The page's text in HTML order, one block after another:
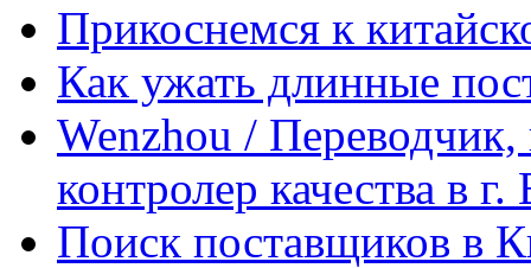
Прикоснемся к
Как ужать длинные
Wenzhou / Переводчик,
контролер качества в
Поиск поставщиков в